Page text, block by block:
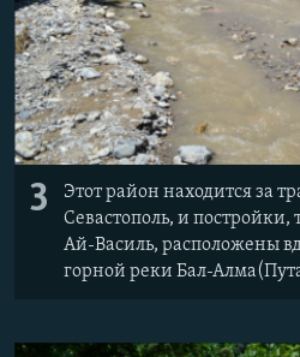
3
Этот район находится за
Севастополь, и постройки,
Ай-Василь, расположены
горной реки Бал-